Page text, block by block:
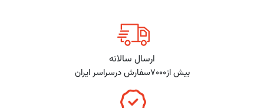
ارسال سالانه
بیش از7000سفارش درسراسر ایران